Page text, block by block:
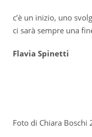
c’è un inizio, uno
ci sarà sempre una
Flavia Spinetti
Foto di Chiara Boschi